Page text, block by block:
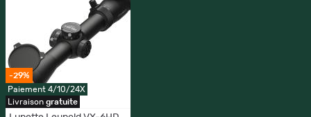
-29%
Paiement 4/10/24X
Livraison gratuite